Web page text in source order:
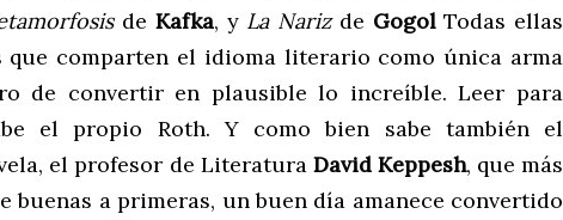
de Kafka, y La Narizde GogolTodas ellas
comparten el idioma literario como única arma
de convertir en plausible lo increíble. Leer para
el propio Roth. Y como bien sabe también el
el profesor de Literatura David Keppesh, que más
buenas a primeras, un buen día amanece convertido